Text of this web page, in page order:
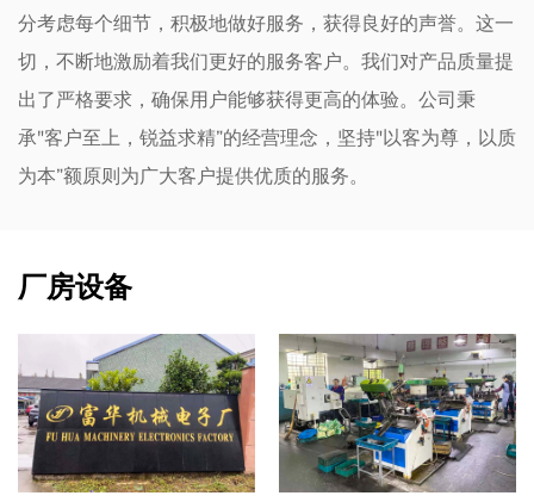
分考虑每个细节，积极地做好服务，获得良好的声誉。这一
切，不断地激励着我们更好的服务客户。我们对产品质量提
出了严格要求，确保用户能够获得更高的体验。公司秉
承"客户至上，锐益求精”的经营理念，坚持"以客为尊，以质
为本”额原则为广大客户提供优质的服务。
厂房设备